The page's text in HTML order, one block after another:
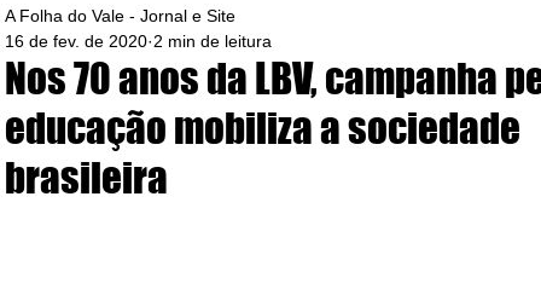
Nos 70 anos da LBV, campanha
educação mobiliza a sociedade
brasileira
A Folha do Vale - Jornal e Site
16 de fev. de 2020 2 min de leitura